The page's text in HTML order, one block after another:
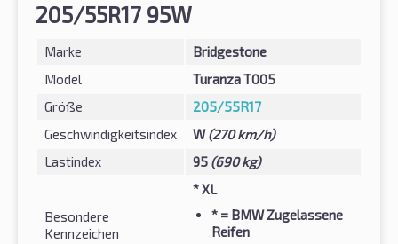
205/55R17 95W
Marke
Bridgestone
Model
Turanza T005
Größe
205/55R17
Geschwindigkeitsindex
W(270 km/h)
Lastindex
95 (690 kg)
Besondere
Kennzeichen
* XL
* = BMW Zugelassene
Reifen